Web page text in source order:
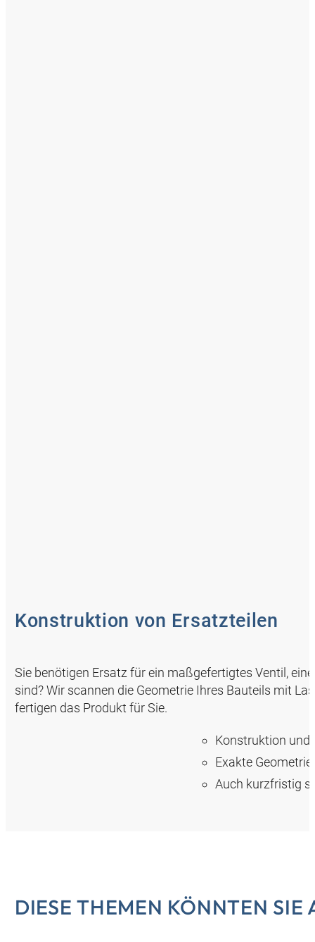
Konstruktion von Ersatzteilen
Sie benötigen Ersatz für ein maßgefertigtes Ventil,
sind? Wir scannen die Geometrie Ihres Bauteils mit
fertigen das Produkt für Sie.
Konstruktion und
Exakte
Auch kurzfristig
DIESE THEMEN KÖNNTEN SIE